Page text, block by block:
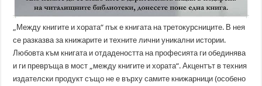
„Между книгите и хората“ пък е книгата на третокурсниците. В нея
се разказва за книжарите и техните лични уникални истории.
Любовта към книгата и отдадеността на професията ги обединява
и ги превръща в мост „между книгите и хората“. Акцентът в техния
издателски продукт също не е върху самите книжарници (особено